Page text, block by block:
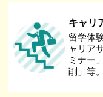
キャリ
留学体
ャリア
ミナー
削」等。